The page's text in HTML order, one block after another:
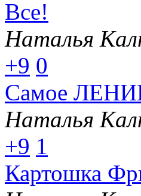
Все!
Наталья
+9 0
Самое
Наталья
+9 1
Картошка